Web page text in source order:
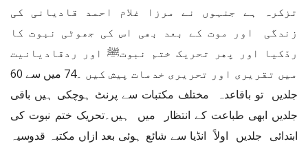
تزکرہ ہے جنہوں نے مرزا غلام احمد قادیانی کی
زندگی اور موت کے بعد بھی اس کی جھوٹی نبوت کا
ردّکیا اور پھر تحریک ختم نبوتﷺ اور ردقادیانیت
میں تقریری اور تحریری خدمات پیش کیں ۔74 میں سے 60
جلدیں تو باقاعدہ مختلف مکتبات سے پرنٹ ہوچکی ہیں باقی
جلدیں ابھی طباعت کے انتظار میں ہیں۔تحریک ختم نبوت کی
ابتدائی جلدیں اولاً انڈیا سے شائع ہوئی بعد ازاں مکتبہ قدوسیہ